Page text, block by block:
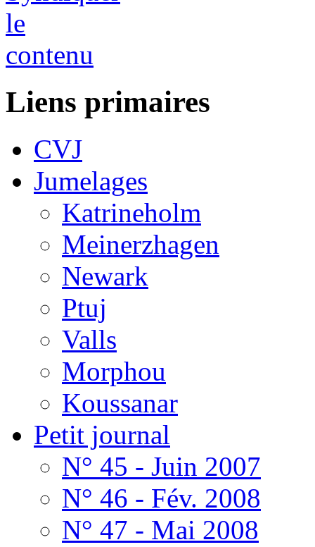
Liens primaires
CVJ
Jumelages
Katrineholm
Meinerzhagen
Newark
Ptuj
Valls
Morphou
Koussanar
Petit journal
N° 45 - Juin 2007
N° 46 - Fév. 2008
N° 47 - Mai 2008